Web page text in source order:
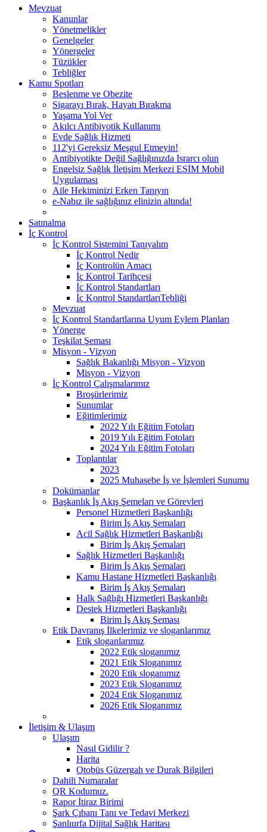
Mevzuat
Kanunlar
Yönetmelikler
Genelgeler
Yönergeler
Tüzükler
Tebliğler
Kamu Spotları
Beslenme ve Obezite
Sigarayı Bırak, Hayatı Bırakma
Yaşama Yol Ver
Akılcı Antibiyotik Kullanımı
Evde Sağlık Hizmeti
112'yi Gereksiz Meşgul Etmeyin!
Antibiyotikte Değil Sağlığınızda Israrcı olun
Engelsiz Sağlık İletişim Merkezi ESİM Mobil
Uygulaması
Aile Hekiminizi Erken Tanıyın
e-Nabız ile sağlığınız elinizin altında!
Satınalma
İç Kontrol
İç Kontrol Sistemini Tanıyalım
İç Kontrol Nedir
İç Kontrolün Amacı
İç Kontrol Tarihçesi
İç Kontrol Standartları
İç Kontrol StandartlarıTebliği
Mevzuat
İç Kontrol Standartlarına Uyum Eylem Planları
Yönerge
Teşkilat Şeması
Misyon - Vizyon
Sağlık Bakanlığı Misyon - Vizyon
Misyon - Vizyon
İç Kontrol Çalışmalarımız
Broşürlerimiz
Sunumlar
Eğitimlerimiz
2022 Yılı Eğitim Fotoları
2019 Yılı Eğitim Fotoları
2024 Yılı Eğitim Fotoları
Toplantılar
2023
2025 Muhasebe İş ve İşlemleri Sunumu
Dokümanlar
Başkanlık İş Akış Şemeları ve Görevleri
Personel Hizmetleri Başkanlığı
Birim İş Akış Şemaları
Acil Sağlık Hizmetleri Başkanlığı
Birim İş Akış Şemaları
Sağlık Hizmetleri Başkanlığı
Birim İş Akış Şemaları
Kamu Hastane Hizmetleri Başkanlığı
Birim İş Akış Şemaları
Halk Sağlığı Hizmetleri Başkanlığı
Destek Hizmetleri Başkanlığı
Birim İş Akış Şeması
Etik Davranış İlkelerimiz ve sloganlarımız
Etik sloganlarımız
2022 Etik sloganımız
2021 Etik Sloganımız
2020 Etik sloganımız
2023 Etik Sloganımız
2024 Etik Sloganımız
2026 Etik Sloganımız
İletişim & Ulaşım
Ulaşım
Nasıl Gidilir ?
Harita
Otobüs Güzergah ve Durak Bilgileri
Dahili Numaralar
QR Kodumuz.
Rapor İtiraz Birimi
Şark Çıbanı Tanı ve Tedavi Merkezi
Şanlıurfa Dijital Sağlık Haritası